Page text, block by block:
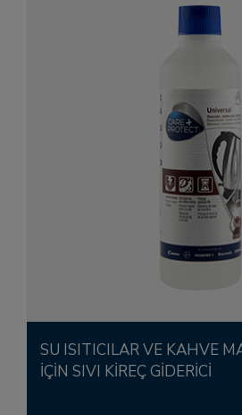
SU ISITICILAR VE KAHVE MAKİNELERİ
İÇİN SIVI KİREÇ GİDERİCİ